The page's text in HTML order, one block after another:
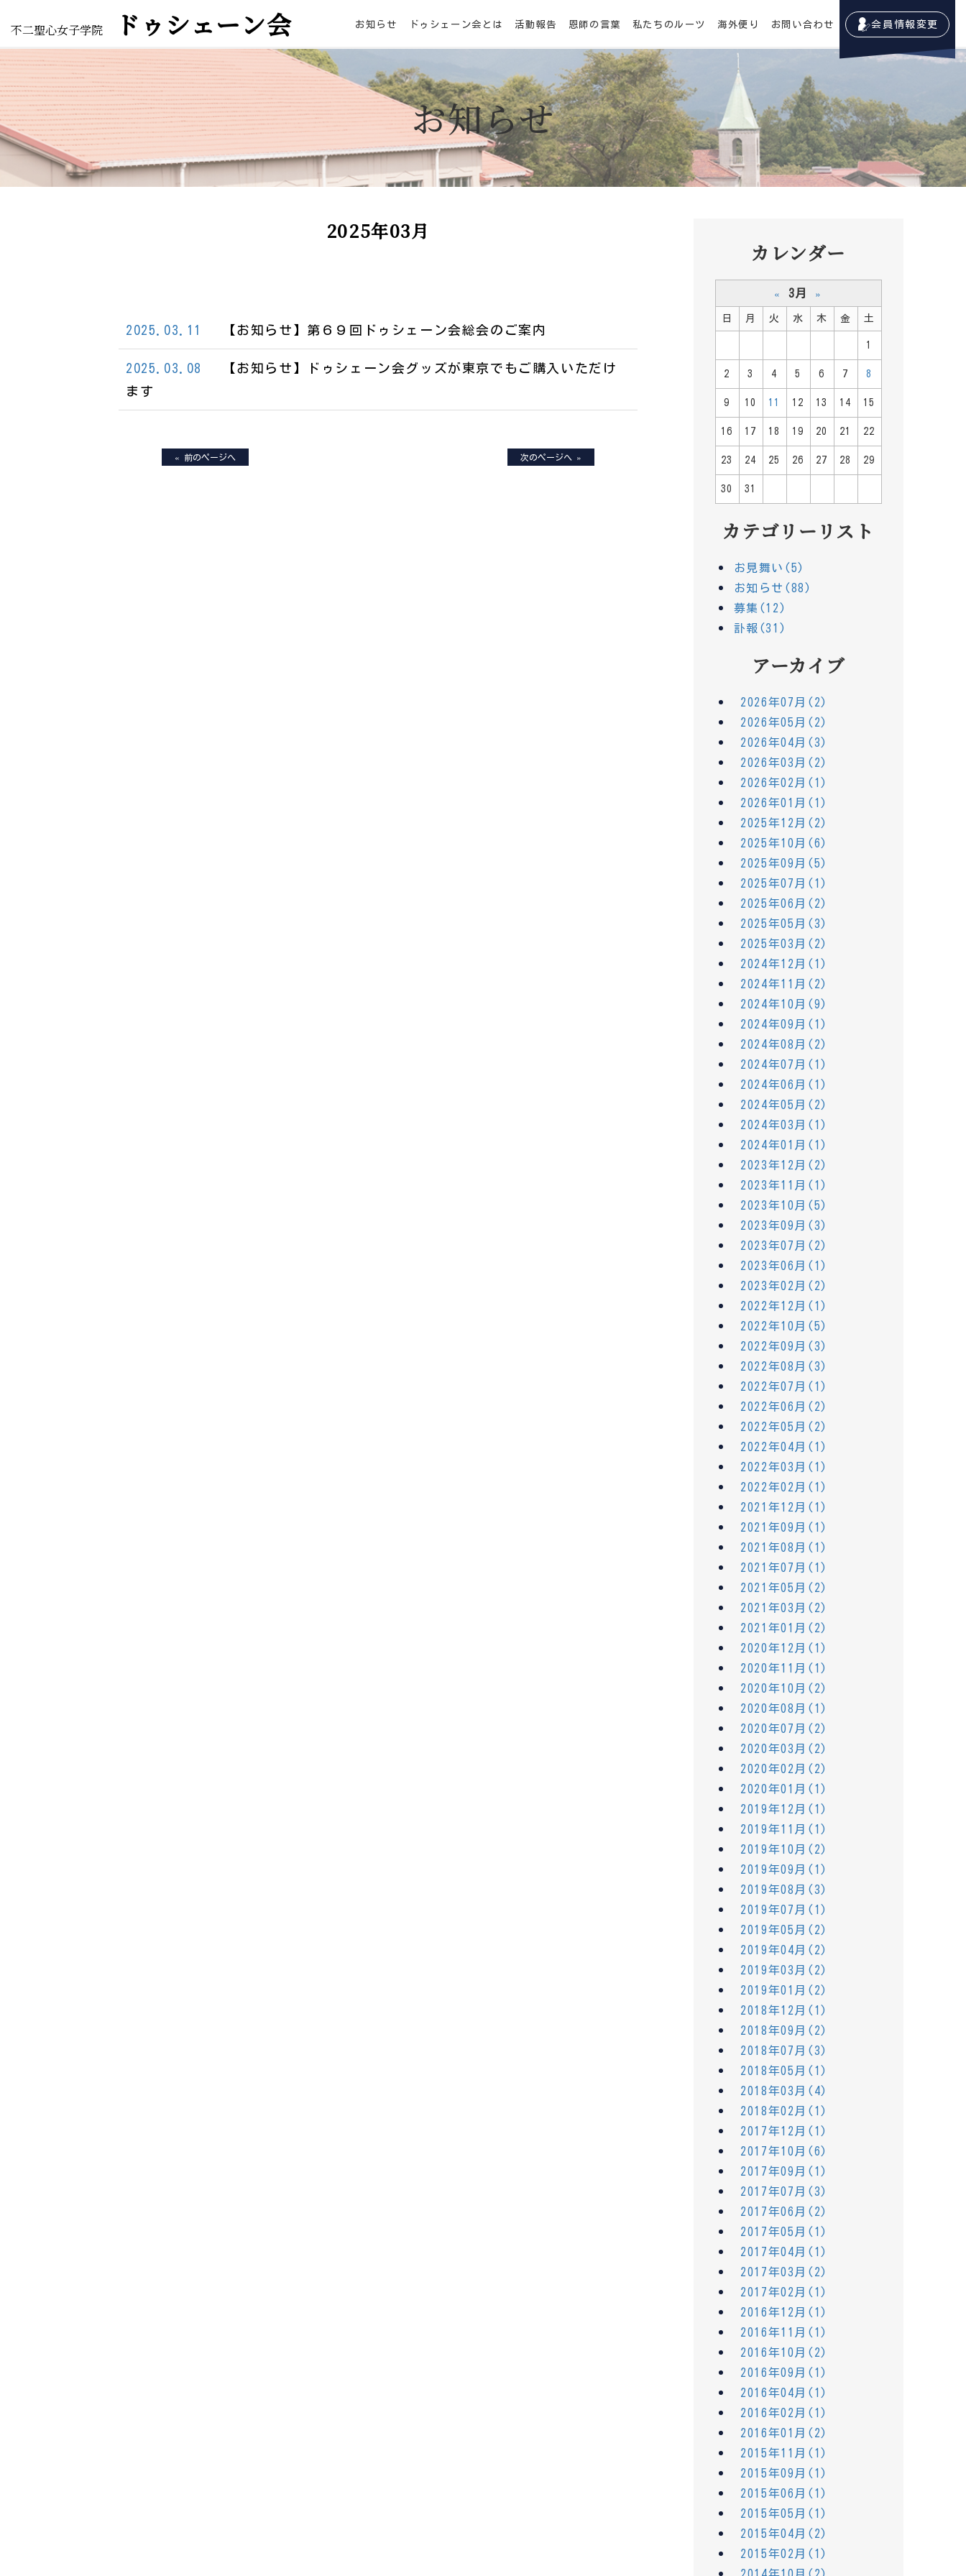
不二聖心女子学院 ドゥシェーン会 お知らせ ドゥシェーン会とは 活動報告 恩師の言葉 私たちのルーツ 海外便り お問い合わせ 会員情報変更
お知らせ
2025年03月
2025.03.11 【お知らせ】第６９回ドゥシェーン会総会のご案内
2025.03.08
【お知らせ】ドゥシェーン会グッズが東京でもご購入いただけ
ます
« 前のページへ 次のページへ »
カレンダー
« 3月 »
日 月 火 水 木 金 土
1
2 3 4 5 6 7 8
9 10 11 12 13 14 15
16 17 18 19 20 21 22
23 24 25 26 27 28 29
30 31
カテゴリーリスト
お見舞い(5)
お知らせ(88)
募集(12)
訃報(31)
アーカイブ
2026年07月(2)
2026年05月(2)
2026年04月(3)
2026年03月(2)
2026年02月(1)
2026年01月(1)
2025年12月(2)
2025年10月(6)
2025年09月(5)
2025年07月(1)
2025年06月(2)
2025年05月(3)
2025年03月(2)
2024年12月(1)
2024年11月(2)
2024年10月(9)
2024年09月(1)
2024年08月(2)
2024年07月(1)
2024年06月(1)
2024年05月(2)
2024年03月(1)
2024年01月(1)
2023年12月(2)
2023年11月(1)
2023年10月(5)
2023年09月(3)
2023年07月(2)
2023年06月(1)
2023年02月(2)
2022年12月(1)
2022年10月(5)
2022年09月(3)
2022年08月(3)
2022年07月(1)
2022年06月(2)
2022年05月(2)
2022年04月(1)
2022年03月(1)
2022年02月(1)
2021年12月(1)
2021年09月(1)
2021年08月(1)
2021年07月(1)
2021年05月(2)
2021年03月(2)
2021年01月(2)
2020年12月(1)
2020年11月(1)
2020年10月(2)
2020年08月(1)
2020年07月(2)
2020年03月(2)
2020年02月(2)
2020年01月(1)
2019年12月(1)
2019年11月(1)
2019年10月(2)
2019年09月(1)
2019年08月(3)
2019年07月(1)
2019年05月(2)
2019年04月(2)
2019年03月(2)
2019年01月(2)
2018年12月(1)
2018年09月(2)
2018年07月(3)
2018年05月(1)
2018年03月(4)
2018年02月(1)
2017年12月(1)
2017年10月(6)
2017年09月(1)
2017年07月(3)
2017年06月(2)
2017年05月(1)
2017年04月(1)
2017年03月(2)
2017年02月(1)
2016年12月(1)
2016年11月(1)
2016年10月(2)
2016年09月(1)
2016年04月(1)
2016年02月(1)
2016年01月(2)
2015年11月(1)
2015年09月(1)
2015年06月(1)
2015年05月(1)
2015年04月(2)
2015年02月(1)